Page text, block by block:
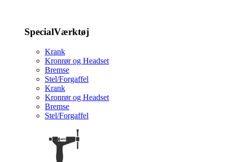
SpecialVærktøj
Krank
Kronrør og Headset
Bremse
Stel/Forgaffel
Krank
Kronrør og Headset
Bremse
Stel/Forgaffel